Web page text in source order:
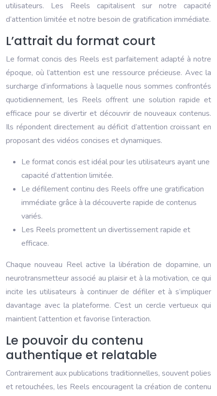
utilisateurs. Les Reels capitalisent sur notre capacité
d’attention limitée et notre besoin de gratification immédiate.
L’attrait du format court
Le format concis des Reels est parfaitement adapté à notre
époque, où l’attention est une ressource précieuse. Avec la
surcharge d’informations à laquelle nous sommes confrontés
quotidiennement, les Reels offrent une solution rapide et
efficace pour se divertir et découvrir de nouveaux contenus.
Ils répondent directement au déficit d’attention croissant en
proposant des vidéos concises et dynamiques.
Le format concis est idéal pour les utilisateurs ayant une
capacité d’attention limitée.
Le défilement continu des Reels offre une gratification
immédiate grâce à la découverte rapide de contenus
variés.
Les Reels promettent un divertissement rapide et
efficace.
Chaque nouveau Reel active la libération de dopamine, un
neurotransmetteur associé au plaisir et à la motivation, ce qui
incite les utilisateurs à continuer de défiler et à s’impliquer
davantage avec la plateforme. C’est un cercle vertueux qui
maintient l’attention et favorise l’interaction.
Le pouvoir du contenu
authentique et relatable
Contrairement aux publications traditionnelles, souvent polies
et retouchées, les Reels encouragent la création de contenu